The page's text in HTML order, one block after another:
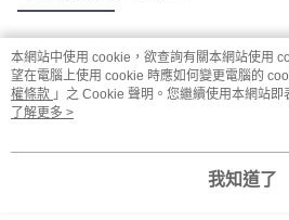
熱門標籤
本網站中使用 cookie，欲查詢有關本網站使用
望在電腦上使用 cookie 時應如何變更電腦的
權條款 」之 Cookie 聲明。您繼續使用本網站
用條款之 Cookie 聲明使用 cookie。
了解更多 >
我知道了